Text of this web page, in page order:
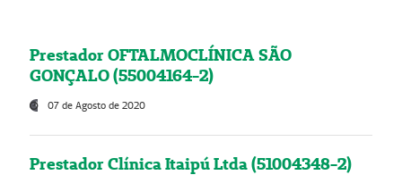
Prestador OFTALMOCLÍNICA SÃO
GONÇALO (55004164-2)
07 de Agosto de 2020
Prestador Clínica Itaipú Ltda (51004348-2)